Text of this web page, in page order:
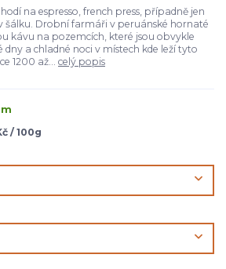
na espresso, french press, případně jen
šálku. Drobní farmáři v peruánské hornaté
kávu na pozemcích, které jsou obvykle
dny a chladné noci v místech kde leží tyto
1200 až... celý popis
/ 100g